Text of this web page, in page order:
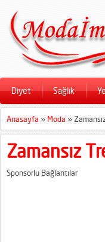
Diyet Sağlık
Anasayfa » Moda »
Zamansız
Sponsorlu Bağlantılar